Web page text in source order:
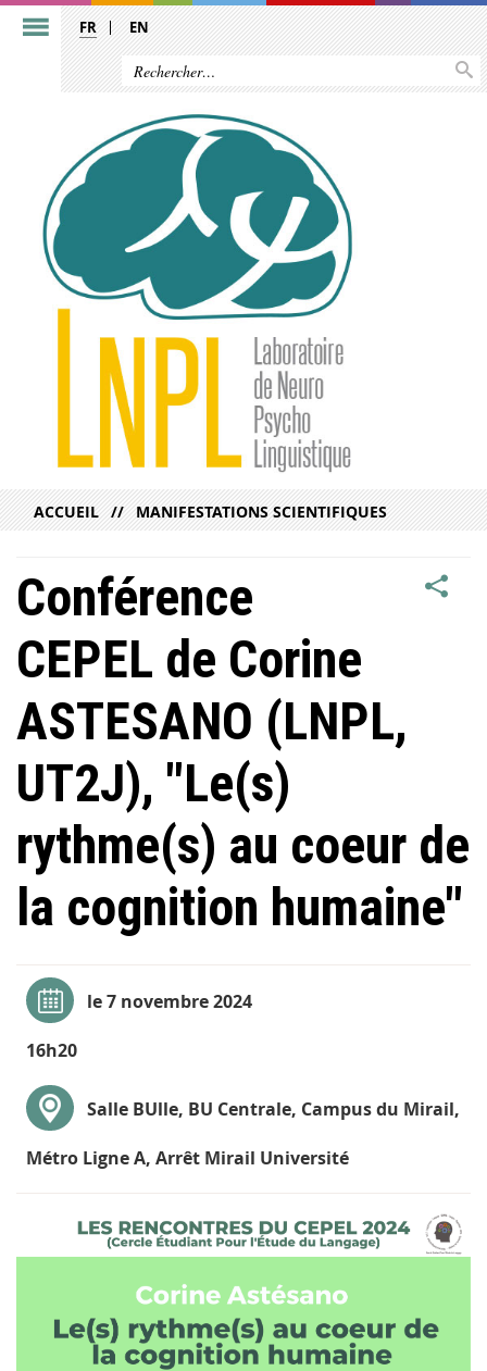
FR EN
ACCUEIL MANIFESTATIONS SCIENTIFIQUES
Conférence
CEPEL de Corine
ASTESANO (LNPL,
UT2J), "Le(s)
rythme(s) au coeur de
la cognition humaine"
le 7 novembre 2024
16h20
Salle BUlle, BU Centrale, Campus du Mirail,
Métro Ligne A, Arrêt Mirail Université